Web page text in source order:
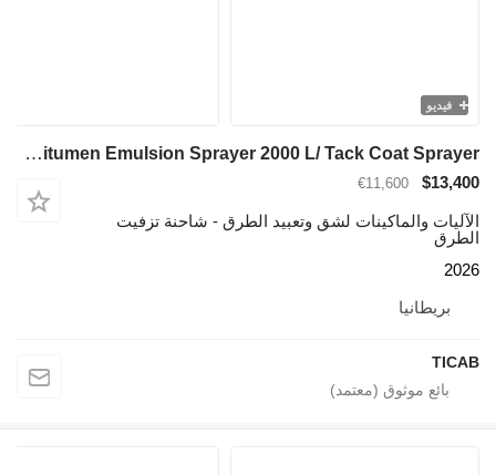
فيديو
TICAB Manufacturer/ Bitumen Emulsion Sprayer 2000 L/ Tack Coat Sprayer
$13,400
€11,600
الآليات والماكينات لشق وتعبيد الطرق - شاحنة تزفيت
الطرق
2026
بريطانيا
TICAB